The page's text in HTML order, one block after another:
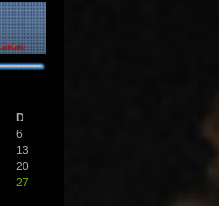
D
6
13
20
27